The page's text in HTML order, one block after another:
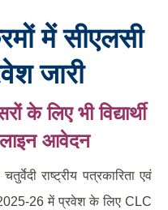
में सीएलसी
जारी
के लिए भी विद्यार्थी
आवेदन
राष्ट्रीय पत्रकारिता एवं
26 में प्रवेश के लिए CLC